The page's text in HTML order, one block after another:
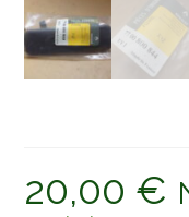
20,00 €